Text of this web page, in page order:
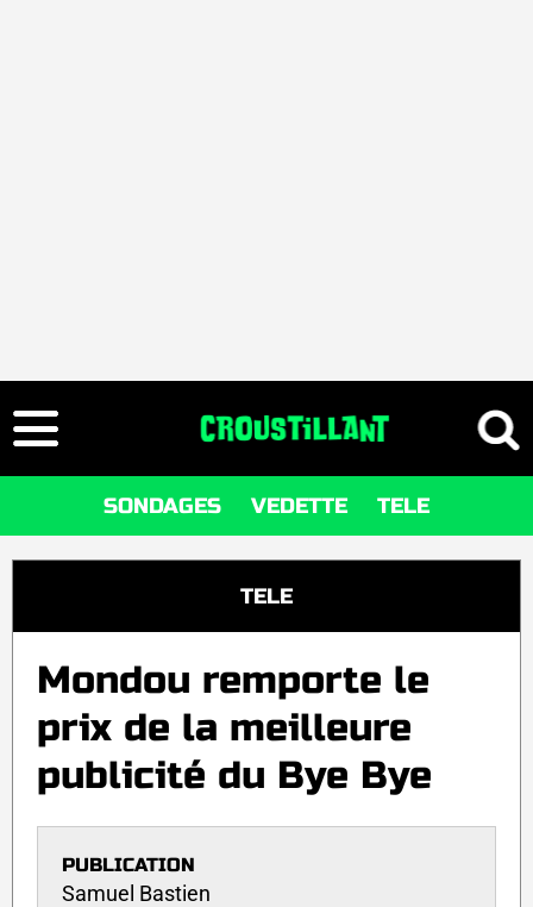
SONDAGES VEDETTE TELE
TELE
Mondou remporte le
prix de la meilleure
publicité du Bye Bye
PUBLICATION
Samuel Bastien